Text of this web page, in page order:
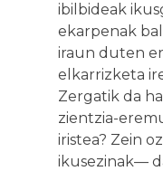
ibilbideak
ekarpenak
iraun duten
elkarrizketa
Zergatik da
zientzia-
iristea? Zein
ikusezinak—